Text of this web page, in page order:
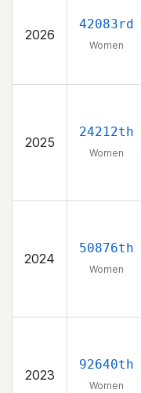
2026
42083rd
Women
2025
24212th
Women
2024
50876th
Women
2023
92640th
Women